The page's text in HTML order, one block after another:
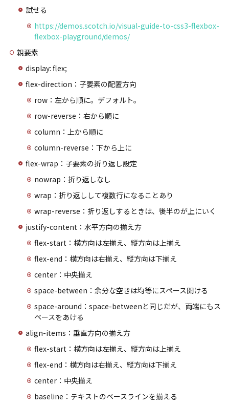
試せる
https://demos.scotch.io/visual-guide-to-css3-flexbox-
flexbox-playground/demos/
親要素
display: flex;
flex-direction：子要素の配置方向
row：左から順に。デフォルト。
row-reverse：右から順に
column：上から順に
column-reverse：下から上に
flex-wrap：子要素の折り返し設定
nowrap：折り返しなし
wrap：折り返しして複数行になることあり
wrap-reverse：折り返しするときは、後半のが上にいく
justify-content：水平方向の揃え方
flex-start：横方向は左揃え、縦方向は上揃え
flex-end：横方向は右揃え、縦方向は下揃え
center：中央揃え
space-between：余分な空きは均等にスペース開ける
space-around：space-betweenと同じだが、両端にもス
ペースをあける
align-items：垂直方向の揃え方
flex-start：横方向は左揃え、縦方向は上揃え
flex-end：横方向は右揃え、縦方向は下揃え
center：中央揃え
baseline：テキストのベースラインを揃える